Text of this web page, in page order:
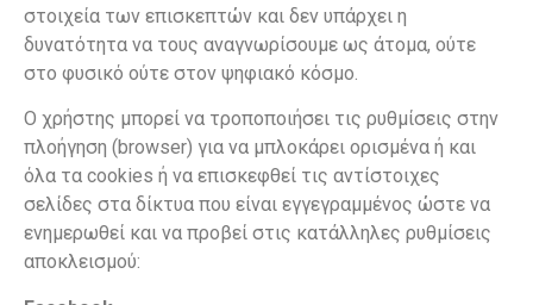
στοιχεία των επισκεπτών και δεν υπάρχει η
δυνατότητα να τους αναγνωρίσουμε ως άτομα, ούτε
στο φυσικό ούτε στον ψηφιακό κόσμο.
Ο χρήστης μπορεί να τροποποιήσει τις ρυθμίσεις στην
πλοήγηση (browser) για να μπλοκάρει ορισμένα ή και
όλα τα cookies ή να επισκεφθεί τις αντίστοιχες
σελίδες στα δίκτυα που είναι εγγεγραμμένος ώστε να
ενημερωθεί και να προβεί στις κατάλληλες ρυθμίσεις
αποκλεισμού: